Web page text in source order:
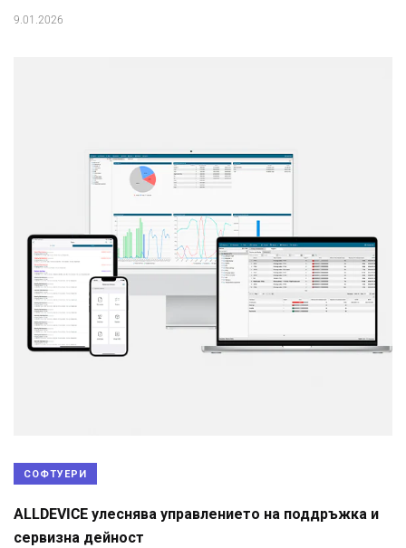
9.01.2026
СОФТУЕРИ
ALLDEVICE улеснява управлението на поддръжка и
сервизна дейност